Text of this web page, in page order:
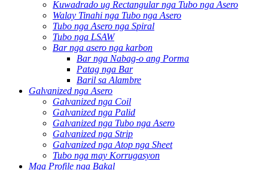
Kuwadrado ug Rectangular nga Tubo nga Asero
Walay Tinahi nga Tubo nga Asero
Tubo nga Asero nga Spiral
Tubo nga LSAW
Bar nga asero nga karbon
Bar nga Nabag-o ang Porma
Patag nga Bar
Baril sa Alambre
Galvanized nga Asero
Galvanized nga Coil
Galvanized nga Palid
Galvanized nga Tubo nga Asero
Galvanized nga Strip
Galvanized nga Atop nga Sheet
Tubo nga may Korrugasyon
Mga Profile nga Bakal